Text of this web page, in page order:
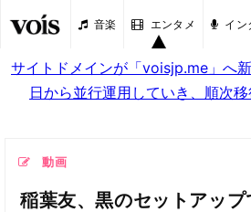
音楽 エンタメ イン
サイトドメインが「voisjp.me」へ
日から並行運用していき、順次移
動画
稲葉友、黒のセットアッ